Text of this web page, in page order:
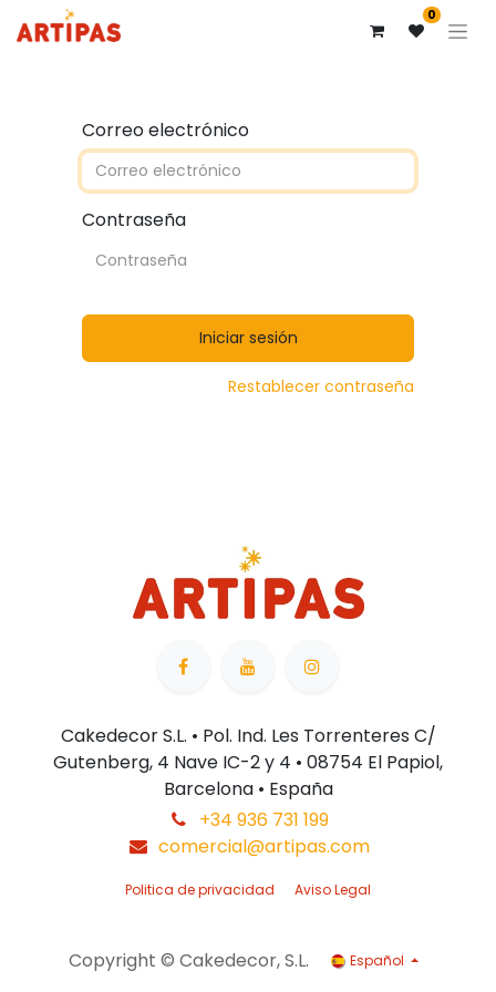
0
Correo electrónico
Contraseña
Iniciar sesión
Restablecer contraseña
Cakedecor S.L. • Pol. Ind. Les Torrenteres C/
Gutenberg, 4 Nave IC-2 y 4 • 08754 El Papiol,
Barcelona • España
+34 936 731 199
comercial@artipas.com
Politica de privacidad Aviso Legal
Copyright © Cakedecor, S.L. Español